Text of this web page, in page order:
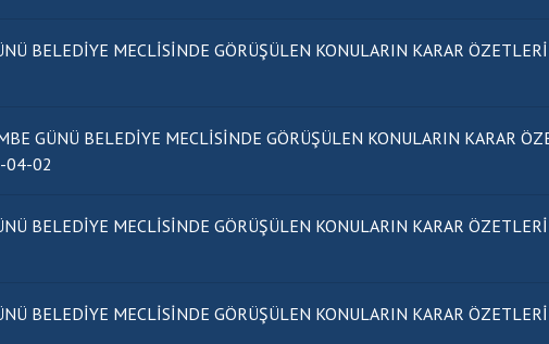
Anasayfa
MECLİSİNDE GÖRÜŞÜLEN KONULARIN KARAR ÖZETLERİ - KARAR NO:
GÜNÜ BELEDİYE MECLİSİNDE GÖRÜŞÜLEN KONULARIN KARAR
04-02
MECLİSİNDE GÖRÜŞÜLEN KONULARIN KARAR ÖZETLERİ - KARAR NO:
MECLİSİNDE GÖRÜŞÜLEN KONULARIN KARAR ÖZETLERİ - KARAR NO: